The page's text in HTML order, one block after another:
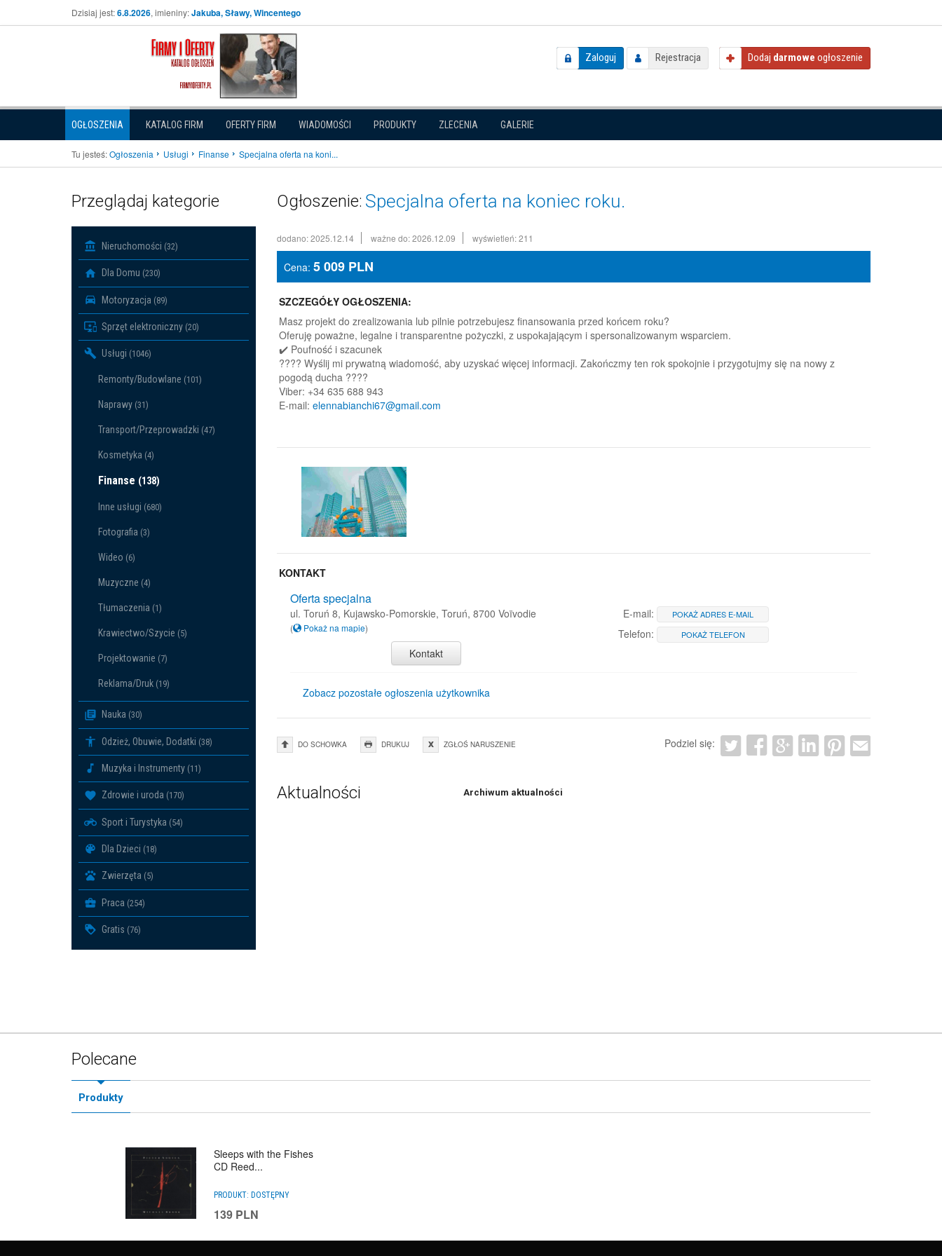
Dzisiaj jest:6.8.2026, imieniny:Jakuba, Sławy, Wincentego
Zaloguj Rejestracja Dodaj darmowe ogłoszenie
OGŁOSZENIA KATALOG FIRM OFERTY FIRM WIADOMOŚCI PRODUKTY ZLECENIA GALERIE
Tu jesteś:Ogłoszenia Usługi Finanse Specjalna oferta na koni...
Przeglądaj kategorie
Nieruchomości (32)
Dla Domu (230)
Motoryzacja (89)
Sprzęt elektroniczny (20)
Usługi (1046)
Remonty/Budowlane (101)
Naprawy (31)
Transport/Przeprowadzki (47)
Kosmetyka (4)
Finanse (138)
Inne usługi (680)
Fotografia (3)
Wideo (6)
Muzyczne (4)
Tłumaczenia (1)
Krawiectwo/Szycie (5)
Projektowanie (7)
Reklama/Druk (19)
Nauka (30)
Odzież, Obuwie, Dodatki (38)
Muzyka i Instrumenty (11)
Zdrowie i uroda (170)
Sport i Turystyka (54)
Dla Dzieci (18)
Zwierzęta (5)
Praca (254)
Gratis (76)
Ogłoszenie: Specjalna oferta na koniec roku.
dodano: 2025.12.14 ważne do: 2026.12.09 wyświetleń: 211
Cena: 5 009 PLN
SZCZEGÓŁY OGŁOSZENIA:
Masz projekt do zrealizowania lub pilnie potrzebujesz finansowania przed końcem roku?
Oferuję poważne, legalne i transparentne pożyczki, z uspokajającym i spersonalizowanym wsparciem.
✔️ Poufność i szacunek
???? Wyślij mi prywatną wiadomość, aby uzyskać więcej informacji. Zakończmy ten rok spokojnie i przygotujmy się na nowy z
pogodą ducha ????
Viber: +34 635 688 943
E-mail: elennabianchi67@gmail.com
KONTAKT
Oferta specjalna
ul. Toruń 8, Kujawsko-Pomorskie, Toruń, 8700 Voïvodie
( Pokaż na mapie)
Kontakt
E-mail: POKAŻ ADRES E-MAIL
Telefon: POKAŻ TELEFON
Zobacz pozostałe ogłoszenia użytkownika
DO SCHOWKA DRUKUJ ZGŁOŚ NARUSZENIE Podziel się:
Aktualności Archiwum aktualności
Polecane
Produkty
Sleeps with the Fishes
CD Reed...
PRODUKT: DOSTĘPNY
139 PLN